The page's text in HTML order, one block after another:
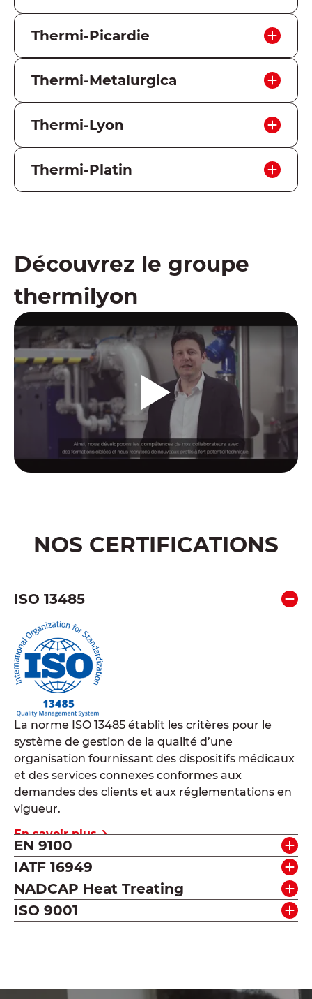
455 Grande Rue 01100 MARTIGNAT
+33474811001
Thermi-Picardie
60740 SAINT-MAXIMIN
+33344647590
Thermi-Metalurgica
32 Strada Griviței DEVA
+40354409752
Thermi-Lyon
13 Avenue du Château de Gerland 69007
LYON
+33478616622
Thermi-Platin
Découvrez le groupe
thermilyon
NOS CERTIFICATIONS
ISO 13485
La norme ISO 13485 établit les critères pour le
système de gestion de la qualité d’une
organisation fournissant des dispositifs médicaux
et des services connexes conformes aux
demandes des clients et aux réglementations en
vigueur.
En savoir plus
EN 9100
IATF 16949
NADCAP Heat Treating
ISO 9001